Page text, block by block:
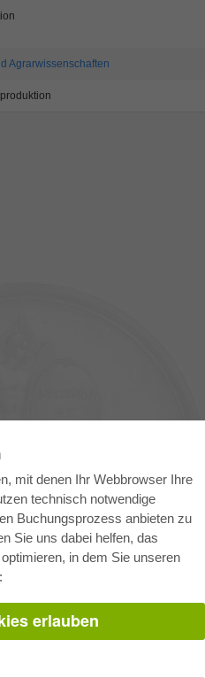
mit denen Ihr Webbrowser Ihre
technisch notwendige
Buchungsprozess anbieten zu
Sie uns dabei helfen, das
in dem Sie unseren
erlauben
Agrarwissenschaften